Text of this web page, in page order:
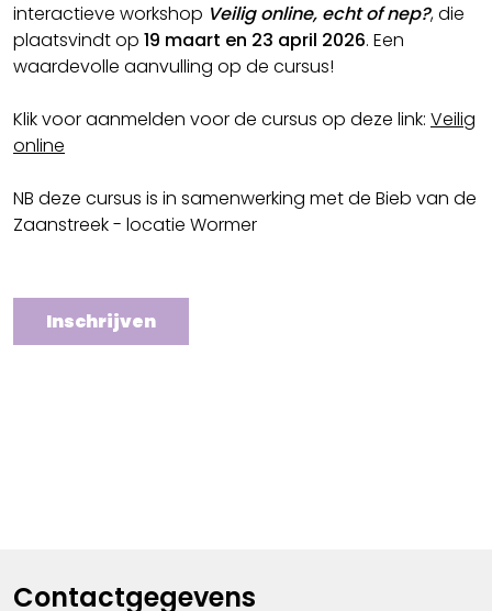
interactieve workshop Veilig online, echt of nep?, die
plaatsvindt op 19 maart en 23 april 2026. Een
waardevolle aanvulling op de cursus!
Klik voor aanmelden voor de cursus op deze link: Veilig
online
NB deze cursus is in samenwerking met de Bieb van de
Zaanstreek - locatie Wormer
Inschrijven
Contactgegevens